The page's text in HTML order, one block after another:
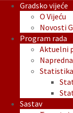
Gradsko vijeće
O Vijeću
Novosti
Program rada
Aktuelni
Sastav